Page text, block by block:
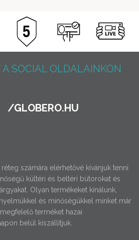
A SOCIAL OLDALAINKON
számára elérhetővé kívánjuk tenni
kültéri és beltéri bútorokat és
Olyan termékeket kínálunk,
és minőségükkel minket már
terméket hazai
belül kiszállítjuk.